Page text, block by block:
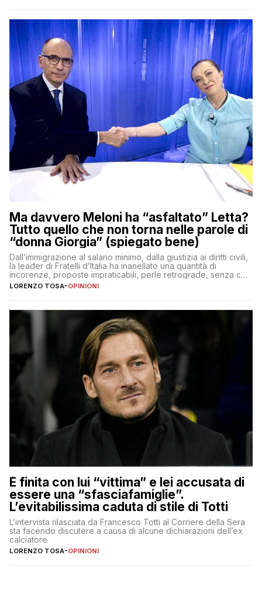
Ma davvero Meloni ha “asfaltato” Letta?
Tutto quello che non torna nelle parole di
“donna Giorgia” (spiegato bene)
Dall’immigrazione al salario minimo, dalla giustizia ai diritti civili,
la leader di Fratelli d’Italia ha inanellato una quantità di
incorenze, proposte impraticabili, perle retrograde, senza che
nessuno – a destra come a sinistra – glielo abbia fatto notare
LORENZO TOSA-OPINIONI
È finita con lui “vittima” e lei accusata di
essere una “sfasciafamiglie”.
L’evitabilissima caduta di stile di Totti
L’intervista rilasciata da Francesco Totti al Corriere della Sera
sta facendo discutere a causa di alcune dichiarazioni dell’ex
calciatore
LORENZO TOSA-OPINIONI